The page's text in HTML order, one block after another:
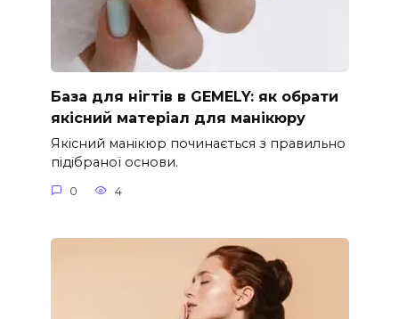
База для нігтів в GEMELY: як обрати
якісний матеріал для манікюру
Якісний манікюр починається з правильно
підібраної основи.
0 4